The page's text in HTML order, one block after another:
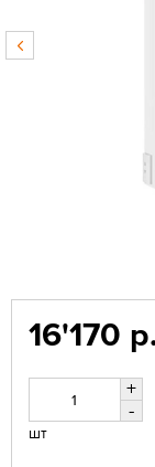
16'170
+
-
шт